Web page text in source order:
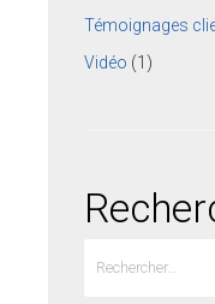
Témoignages
Vidéo (1)